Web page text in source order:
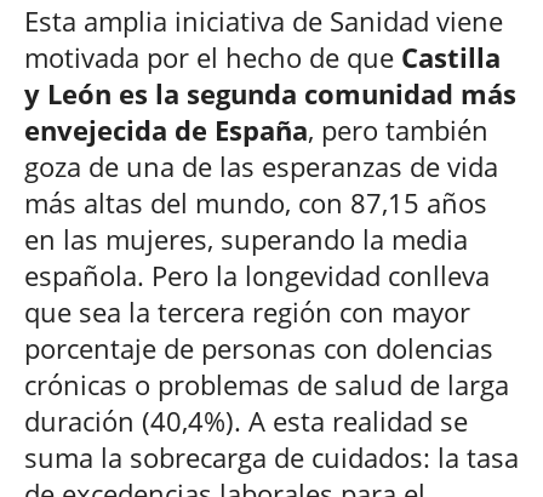
Esta amplia iniciativa de Sanidad viene
motivada por el hecho de que Castilla
y León es la segunda comunidad más
envejecida de España, pero también
goza de una de las esperanzas de vida
más altas del mundo, con 87,15 años
en las mujeres, superando la media
española. Pero la longevidad conlleva
que sea la tercera región con mayor
porcentaje de personas con dolencias
crónicas o problemas de salud de larga
duración (40,4%). A esta realidad se
suma la sobrecarga de cuidados: la tasa